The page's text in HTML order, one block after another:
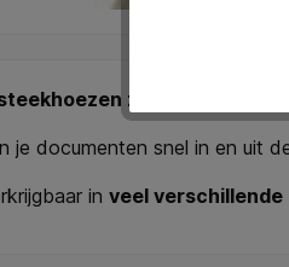
zonder perforatie
je documenten snel in en uit
in veel